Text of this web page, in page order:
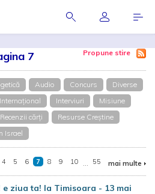
7 Propune stire
Audio Concurs
Diverse
Internațional Interviuri
Misiune
Recenzii cărți
Resurse Creștine
Israel
4 5 6 7 8 9 10 ... 55 mai multe
e ziua ta! la Timisoara - 13 mai